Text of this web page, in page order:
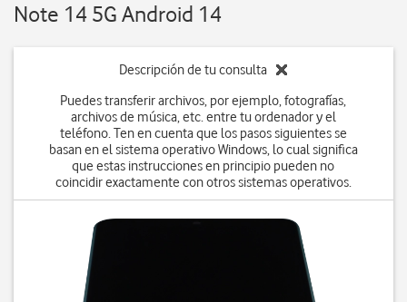
Note 14 5G Android 14
Descripción de tu consulta
Puedes transferir archivos, por ejemplo, fotografías,
archivos de música, etc. entre tu ordenador y el
teléfono. Ten en cuenta que los pasos siguientes se
basan en el sistema operativo Windows, lo cual significa
que estas instrucciones en principio pueden no
coincidir exactamente con otros sistemas operativos.